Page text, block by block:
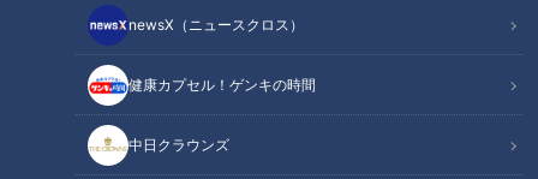
newsX（ニュースクロス）
健康カプセル！ゲンキの時間
中日クラウンズ
記事に戻る